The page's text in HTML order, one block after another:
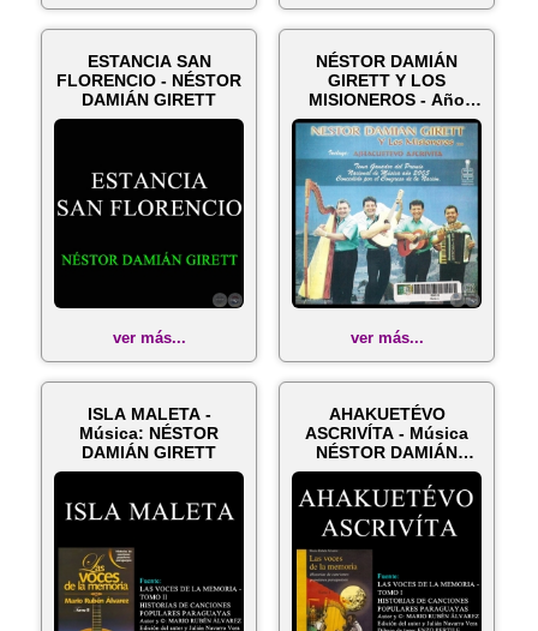
ESTANCIA SAN
FLORENCIO - NÉSTOR
DAMIÁN GIRETT
ver más...
NÉSTOR DAMIÁN
GIRETT Y LOS
MISIONEROS - Año
2006
ver más...
ISLA MALETA -
Música: NÉSTOR
DAMIÁN GIRETT
AHAKUETÉVO
ASCRIVÍTA - Música
NÉSTOR DAMIÁN
GIRETT